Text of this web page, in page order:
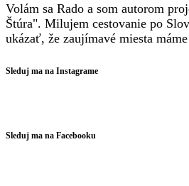
Volám sa Rado a som autorom
Štúra". Milujem cestovanie po
ukázať, že zaujímavé miesta
Sleduj ma na Instagrame
Sleduj ma na Facebooku